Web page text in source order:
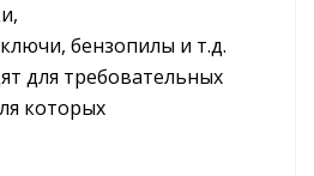
бензопилы и т.д.
для требовательных
которых